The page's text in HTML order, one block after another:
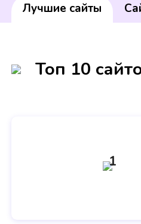
Лучшие сайты
Топ 10
1